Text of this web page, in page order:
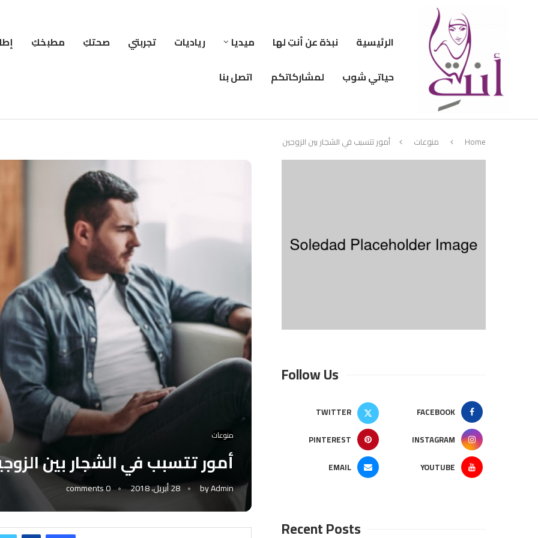
الرئيسية نبذة عن أنتِ لها ميديا رياديات تجربتي صحتكِ مطبخكِ
حياتي شوب
لمشاركاتكم اتصل بنا
Home منوعات أمور تتسبب في الشجار بين الزوجين
منوعات
أمور تتسبب في الشجار بين
byAdmin 28 أبريل، 2018 0 comments
Follow Us
FACEBOOK
TWITTER
INSTAGRAM
PINTEREST
YOUTUBE
EMAIL
Recent Posts